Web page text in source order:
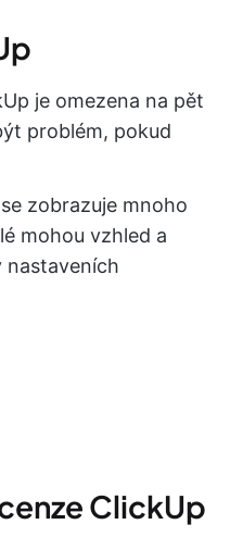
je omezena na pět
problém, pokud
zobrazuje mnoho
mohou vzhled a
nastaveních
ClickUp